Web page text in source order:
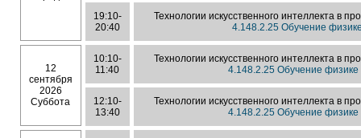
19:10-
20:40
Технологии искусственного интеллекта в
4.148.2.25 Обучение
12
сентября
2026
Суббота
10:10-
11:40
Технологии искусственного интеллекта в
4.148.2.25 Обучение
12:10-
13:40
Технологии искусственного интеллекта в
4.148.2.25 Обучение